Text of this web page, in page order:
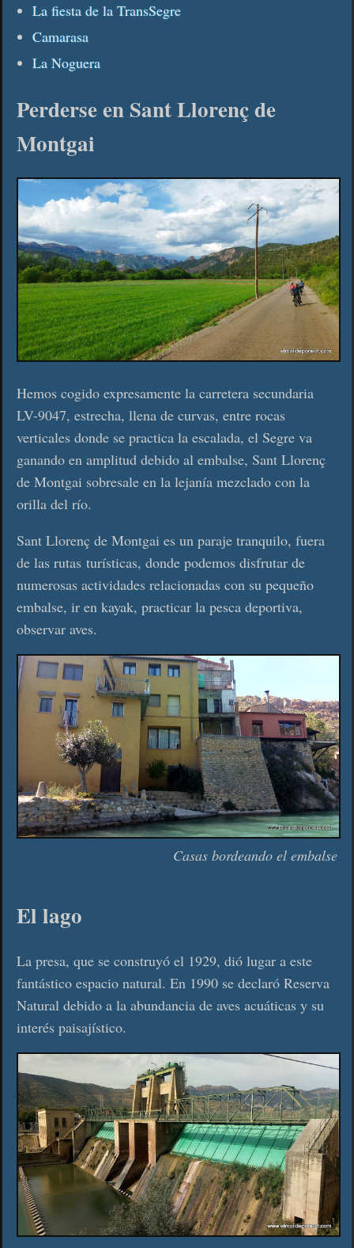
La fiesta de la TransSegre
Camarasa
La Noguera
Perderse en Sant Llorenç de
Montgai
Hemos cogido expresamente la carretera secundaria
LV-9047, estrecha, llena de curvas, entre rocas
verticales donde se practica la escalada, el Segre va
ganando en amplitud debido al embalse, Sant Llorenç
de Montgai sobresale en la lejanía mezclado con la
orilla del río.
Sant Llorenç de Montgai es un paraje tranquilo, fuera
de las rutas turísticas, donde podemos disfrutar de
numerosas actividades relacionadas con su pequeño
embalse, ir en kayak, practicar la pesca deportiva,
observar aves.
Casas bordeando el embalse
El lago
La presa, que se construyó el 1929, dió lugar a este
fantástico espacio natural. En 1990 se declaró Reserva
Natural debido a la abundancia de aves acuáticas y su
interés paisajístico.